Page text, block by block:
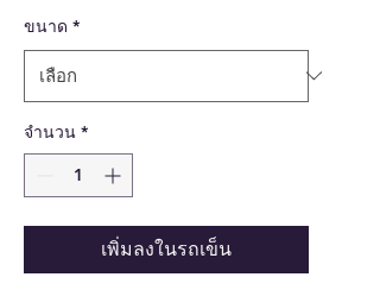
ขนาด *
จำนวน *
เพิ่มลงในรถเข็น